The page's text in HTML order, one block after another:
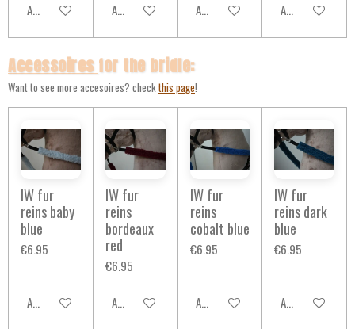
Add to cart Add to cart Add to cart Add to cart
Accessoires for the bridle:
Want to see more accesoires? checkthis page!
IW fur
reins baby
blue
€6.95
Add to cart
IW fur
reins
bordeaux
red
€6.95
Add to cart
IW fur
reins
cobalt blue
€6.95
Add to cart
IW fur
reins dark
blue
€6.95
Add to cart